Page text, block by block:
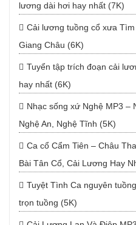
lương dài hơi hay nhất (7K)
Cải lương tuồng cổ xưa
Giang Châu (6K)
Tuyển tập trích đoạn cải
hay nhất (6K)
Nhạc sống xứ Nghệ MP3 –
Nghệ An, Nghệ Tĩnh (5K)
Ca cổ Cẩm Tiên – Châu
Bài Tân Cổ, Cải Lương Hay
Tuyệt Tình Ca nguyên
trọn tuồng (5K)